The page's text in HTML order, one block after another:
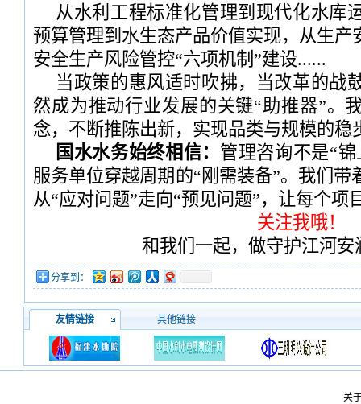
从水利工程标准化管理到现代化水库
预算管理到水生态产品价值实现，从生产
安全生产风险管控“六项机制”建设......
当政策的惠风适时吹拂，当改革的战
然成为推动行业发展的关键“助推器”。
念，不断推陈出新，实现品类与规模的稳
国水水务始终相信： 管理咨询不是“
服务单位穿越周期的“刚需装备”。我们
从“应对问题”走向“预见问题”，让每个项
关注我哦！
和我们一起，做守护江河安
分享到：
友情链接 其他链接
关